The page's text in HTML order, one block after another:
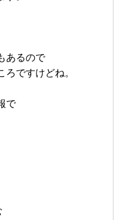
あるので
ですけどね。
で